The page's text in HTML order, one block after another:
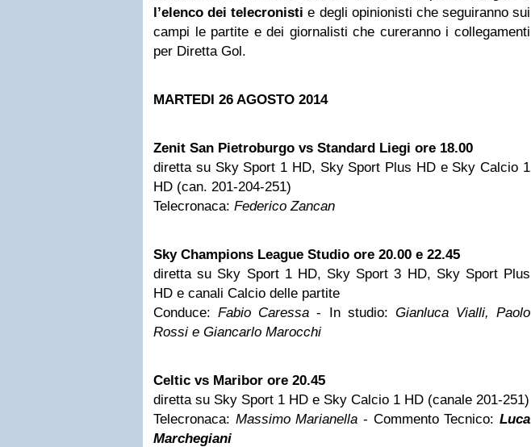
l’elenco dei telecronisti e degli opinionisti che seguiranno sui
campi le partite e dei giornalisti che cureranno i collegamenti
per Diretta Gol.
MARTEDI 26 AGOSTO 2014
Zenit San Pietroburgo vs Standard Liegi ore 18.00
diretta su Sky Sport 1 HD, Sky Sport Plus HD e Sky Calcio 1
HD (can. 201-204-251)
Telecronaca: Federico Zancan
Sky Champions League Studio ore 20.00 e 22.45
diretta su Sky Sport 1 HD, Sky Sport 3 HD, Sky Sport Plus
HD e canali Calcio delle partite
Conduce:Fabio Caressa - In studio: Gianluca Vialli, Paolo
Rossi e Giancarlo Marocchi
Celtic vs Maribor ore 20.45
diretta su Sky Sport 1 HD e Sky Calcio 1 HD (canale 201-251)
Telecronaca: Massimo Marianella - Commento Tecnico: Luca
Marchegiani